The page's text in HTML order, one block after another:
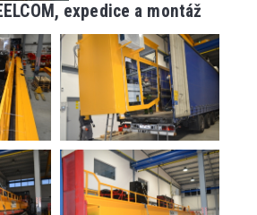
expedice a montáž